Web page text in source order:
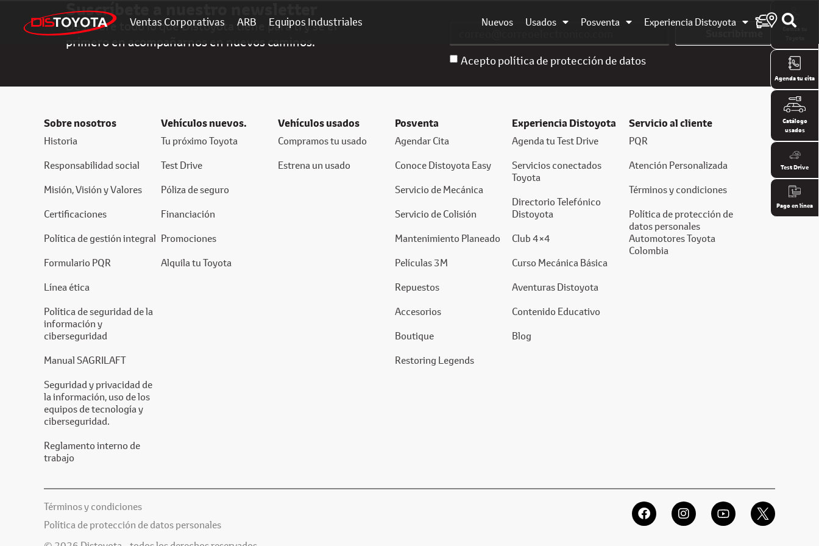
Ventas Corporativas ARB Equipos Industriales Nuevos Usados Posventa Experiencia Distoyota
Suscríbete a nuestro newsletter
Descubre todo lo que Distoyota tiene para ti y sé el
primero en acompañarnos en nuevos caminos.
Acepto política de protección de datos
Suscribirme
Sobre nosotros
Historia
Responsabilidad social
Misión, Visión y Valores
Certificaciones
Política de gestión integral
Formulario PQR
Línea ética
Política de seguridad de la
información y
ciberseguridad
Manual SAGRILAFT
Seguridad y privacidad de
la información, uso de los
equipos de tecnología y
ciberseguridad.
Reglamento interno de
trabajo
Vehículos nuevos.
Tu próximo Toyota
Test Drive
Póliza de seguro
Financiación
Promociones
Alquila tu Toyota
Vehículos usados
Compramos tu usado
Estrena un usado
Posventa
Agendar Cita
Conoce Distoyota Easy
Servicio de Mecánica
Servicio de Colisión
Mantenimiento Planeado
Películas 3M
Repuestos
Accesorios
Boutique
Restoring Legends
Experiencia Distoyota
Agenda tu Test Drive
Servicios conectados
Toyota
Directorio Telefónico
Distoyota
Club 4×4
Curso Mecánica Básica
Aventuras Distoyota
Contenido Educativo
Blog
Servicio al cliente
PQR
Atención Personalizada
Términos y condiciones
Política de protección de
datos personales
Automotores Toyota
Colombia
Términos y condiciones
Política de protección de datos personales
Cotiza tu
Agenda tu cita
Catálogo
usados
Test Drive
Pago en línea